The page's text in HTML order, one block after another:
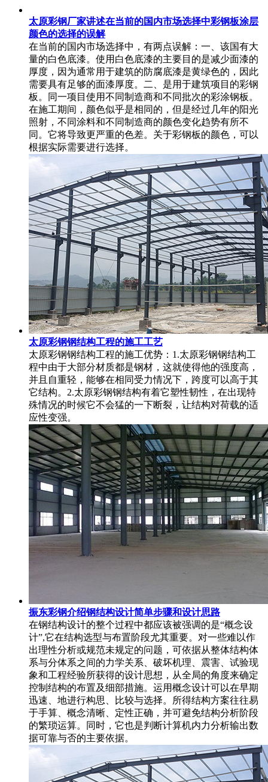
太原彩钢厂家讲述在当前的国内市场选择中彩钢板涂层
颜色的选择的误解
在当前的国内市场选择中，有两点误解：一、该国有大
量的白色底漆。使用白色底漆的主要目的是减少面漆的
厚度，因为通常用于建筑的防腐底漆是黄绿色的，因此
需要具有足够的面漆厚度。二、是用于建筑项目的彩钢
板。同一项目使用不同制造商和不同批次的彩涂钢板。
在施工期间，颜色似乎是相同的，但是经过几年的阳光
照射，不同涂料和不同制造商的颜色变化趋势有所不
同。它将导致更严重的色差。关于彩钢板的颜色，可以
根据实际需要进行选择。
太原彩钢钢结构工程的施工工艺
太原彩钢钢结构工程的施工优势：1.太原彩钢钢结构工
程中由于大部分材质都是钢材，这就使得他的强度高，
并且自重轻，能够在相同受力情况下，跨度可以高于其
它结构。2.太原彩钢钢结构有着它塑性韧性，在出现特
殊情况的时候它不会猛的一下断裂，让结构对荷载的适
应性变强。
振东彩钢介绍钢结构设计简单步骤和设计思路
在钢结构设计的整个过程中都应该被强调的是“概念设
计”,它在结构选型与布置阶段尤其重要。对一些难以作
出理性分析或规范未规定的问题，可依据从整体结构体
系与分体系之间的力学关系、破坏机理、震害、试验现
象和工程经验所获得的设计思想，从全局的角度来确定
控制结构的布置及细部措施。运用概念设计可以在早期
迅速、地进行构思、比较与选择。所得结构方案往往易
于手算、概念清晰、定性正确，并可避免结构分析阶段
的繁琐运算。同时，它也是判断计算机内力分析输出数
据可靠与否的主要依据。